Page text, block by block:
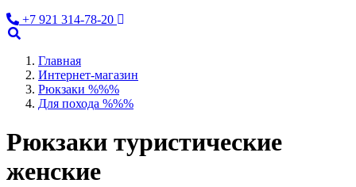
+7 921 314-78-20
Главная
Интернет-магазин
Рюкзаки %%%
Для похода %%%
Рюкзаки туристические
женские